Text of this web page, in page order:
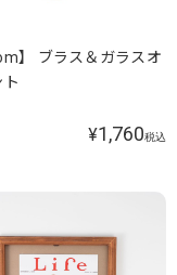
】 ブラス＆ガラスオ
¥1,760税込